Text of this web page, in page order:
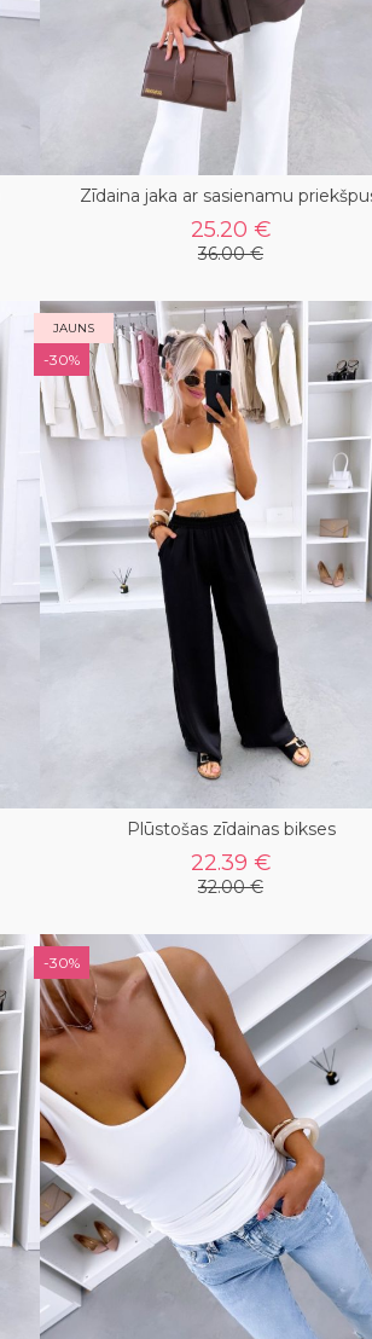
Zīdaina jaka ar sasienamu
25.20 €
36.00 €
JAUNS
-30%
Plūstošas zīdainas bikses
22.39 €
32.00 €
-30%